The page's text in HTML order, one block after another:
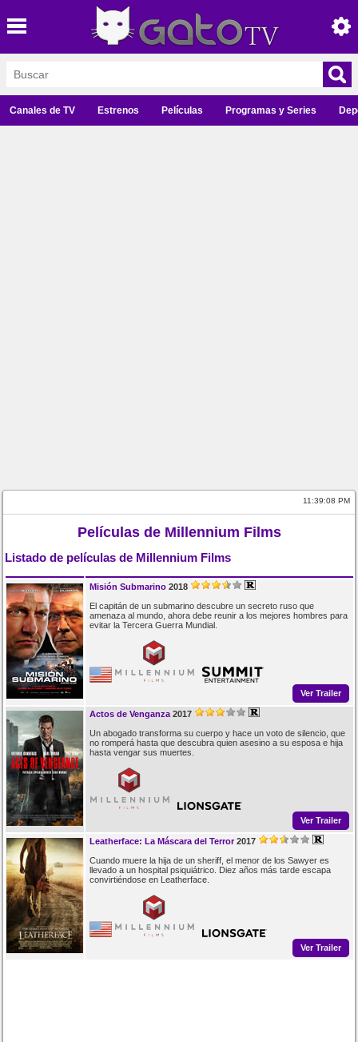
Canales de TV Estrenos Películas Programas y Series
11:39:08 PM
Películas de Millennium Films
Listado de películas de Millennium Films
Misión Submarino 2018
El capitán de un submarino descubre un secreto ruso que
amenaza al mundo, ahora debe reunir a los mejores hombres para
evitar la Tercera Guerra Mundial.
Ver Trailer
Actos de Venganza 2017
Un abogado transforma su cuerpo y hace un voto de silencio, que
no romperá hasta que descubra quien asesino a su esposa e hija
hasta vengar sus muertes.
Ver Trailer
Leatherface: La Máscara del Terror 2017
Cuando muere la hija de un sheriff, el menor de los Sawyer es
llevado a un hospital psiquiátrico. Diez años más tarde escapa
convirtiéndose en Leatherface.
Ver Trailer